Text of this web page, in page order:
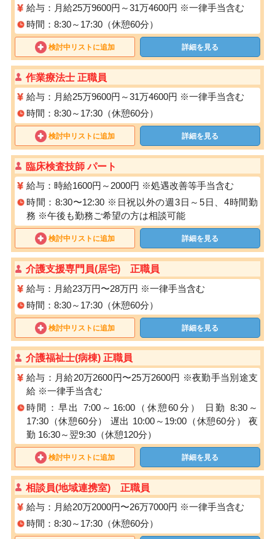
給与：月給25万9600円～31万4600円 ※一律手当含む
時間：8:30～17:30（休憩60分）
検討中リストに追加 詳細を見る
作業療法士 正職員
給与：月給25万9600円～31万4600円 ※一律手当含む
時間：8:30～17:30（休憩60分）
検討中リストに追加 詳細を見る
臨床検査技師 パート
給与：時給1600円～2000円 ※処遇改善等手当含む
時間：8:30〜12:30 ※日祝以外の週3日～5日、4時間勤
務 ※午後も勤務ご希望の方は相談可能
検討中リストに追加 詳細を見る
介護⽀援専⾨員(居宅) 正職員
給与：月給23万円〜28万円 ※一律手当含む
時間：8:30～17:30（休憩60分）
検討中リストに追加 詳細を見る
介護福祉士(病棟) 正職員
給与：月給20万2600円〜25万2600円 ※夜勤手当別途支
給 ※一律手当含む
時間：早出 7:00～16:00（休憩60分） 日勤 8:30～
17:30（休憩60分） 遅出 10:00～19:00（休憩60分） 夜
勤 16:30～翌9:30（休憩120分）
検討中リストに追加 詳細を見る
相談員(地域連携室) 正職員
給与：月給20万2000円〜26万7000円 ※一律手当含む
時間：8:30～17:30（休憩60分）